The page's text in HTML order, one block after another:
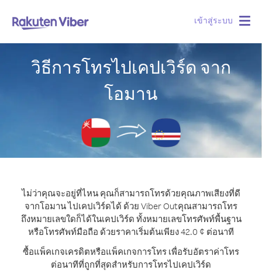
เข้าสู่ระบบ
วิธีการโทรไปเคปเวิร์ด จาก
โอมาน
ไม่ว่าคุณจะอยู่ที่ไหน คุณก็สามารถโทรด้วยคุณภาพเสียงที่ดี
จากโอมาน ไปเคปเวิร์ดได้ ด้วย Viber Outคุณสามารถโทร
ถึงหมายเลขใดก็ได้ในเคปเวิร์ด ทั้งหมายเลขโทรศัพท์พื้นฐาน
หรือโทรศัพท์มือถือ ด้วยราคาเริ่มต้นเพียง 42.0 ¢ ต่อนาที
ซื้อแพ็คเกจเครดิตหรือแพ็คเกจการโทร เพื่อรับอัตราค่าโทร
ต่อนาทีที่ถูกที่สุดสำหรับการโทรไปเคปเวิร์ด